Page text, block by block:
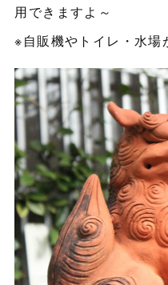
用できますよ～
※自販機やトイレ・水場